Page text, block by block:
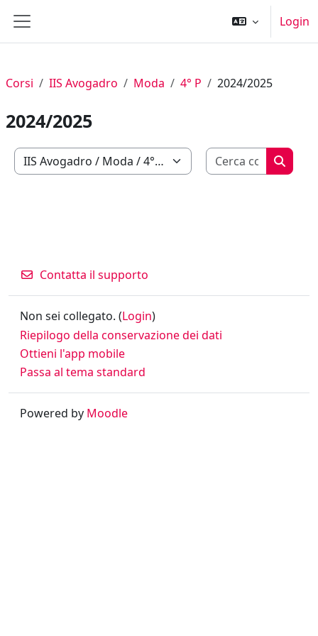
Pannello laterale
Login
Corsi IIS Avogadro Moda 4° P 2024/2025
2024/2025
Categorie di corso
Cerca
Cerca
Contatta il supporto
Non sei collegato. (Login)
Riepilogo della conservazione dei dati
Ottieni l'app mobile
Passa al tema standard
Powered by Moodle